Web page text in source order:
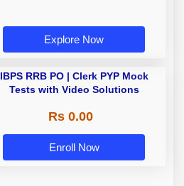
Explore Now
IBPS RRB PO | Clerk PYP Mock
Tests with Video Solutions
Rs 0.00
Enroll Now